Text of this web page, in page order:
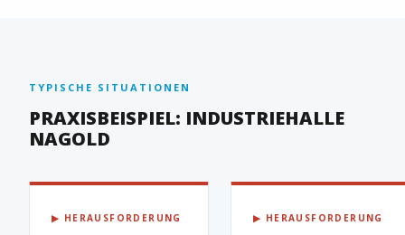
TYPISCHE SITUATIONEN
PRAXISBEISPIEL: INDUSTRIEHALLE
NAGOLD
▶ HERAUSFORDERUNG ▶ HERAUSFORDERUNG